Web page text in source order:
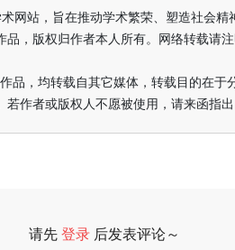
站，旨在推动学术繁荣、塑造社会精
，版权归作者本人所有。网络转载请
品，均转载自其它媒体，转载目的在
作者或版权人不愿被使用，请来函指出
请先登录 后发表评论～